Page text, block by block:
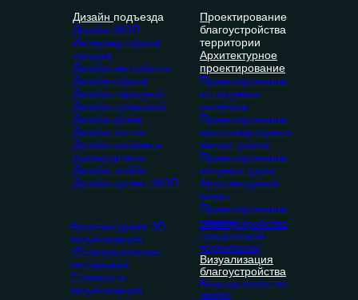
Благоустройство
придомовой
территории
Визуализация
благоустройства
Благоустройство
двора
Дизайн подъезда
Дизайн МОП
Интерьер офиса
продаж
Дизайн вестибюля
Дизайн офиса
Дизайн парадной
Дизайн приемной
Дизайн фойе
Дизайн холла
Дизайн кабинета
руководителя
Дизайн лобби
Дизайн проект МОП
Проектирование
благоустройства
территории
Архитектурное
проектирование
Проектирование
коттеджных
поселков
Проектирование
многоквартирных
жилых домов
Проектирование
входных групп
Архитектурный
макет
Проектирование
парков
Архитектурная 3D
визуализация
3D визуализация
экстерьера
Стоимость
визуализации